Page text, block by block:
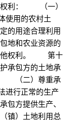
利： （一）
使用的农村土
用途合理利用
和农业资源的
他权利。 第十
包方的土地承
（二）尊重承
进行正常的生产
方提供生产、
）土地利用总